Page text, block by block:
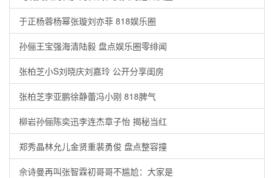
于正杨蓉杨幂张璇刘亦菲 818娱乐圈
孙俪王宝强海清陆毅 盘点娱乐圈零绯闻
张柏芝小S刘晓庆刘嘉玲 公开分享闺房
张柏芝李亚鹏徐静蕾冯小刚 818脾气
柳岩孙俪陈奕迅李连杰章子怡 揭秘当红
郑秀晶林允儿金贤重裴勇俊 盘点整容撞
佘诗曼再叫张智霖初哥哥不尴尬：大家是